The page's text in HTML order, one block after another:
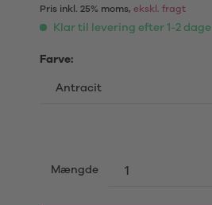
Pris inkl. 25% moms, ekskl. fragt
Klar til levering efter 1-2 dage
Farve:
Mængde